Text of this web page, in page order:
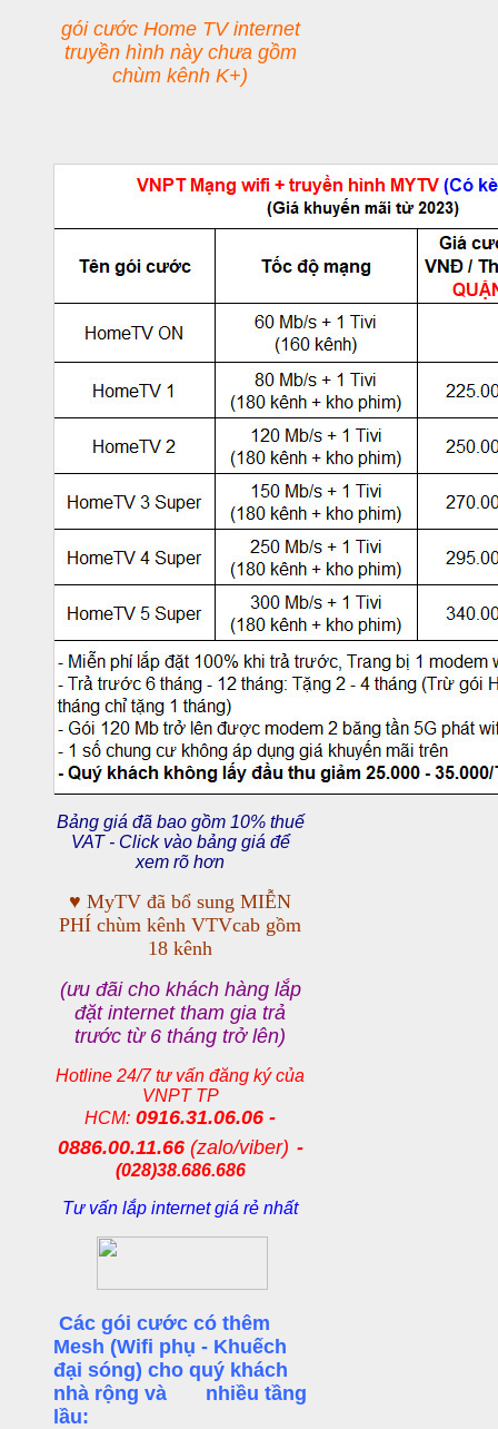
gói cước Home TV internet
truyền hình này chưa gồm
chùm kênh K+)
Bảng giá đã bao gồm 10% thuế
VAT - Click vào bảng giá để
xem rõ hơn
♥ MyTV đã bổ sung MIỄN
PHÍ chùm kênh VTVcab gồm
18 kênh
(ưu đãi cho khách hàng lắp
đặt internet tham gia trả
trước từ 6 tháng trở lên)
Hotline 24/7 tư vấn đăng ký của
VNPT TP
HCM: 0916.31.06.06 -
0886.00.11.66 (zalo/viber) -
(028)38.686.686
Tư vấn lắp internet giá rẻ nhất
Các gói cước có thêm
Mesh (Wifi phụ - Khuếch
đại sóng) cho quý khách
nhà rộng và nhiều tầng
lầu: